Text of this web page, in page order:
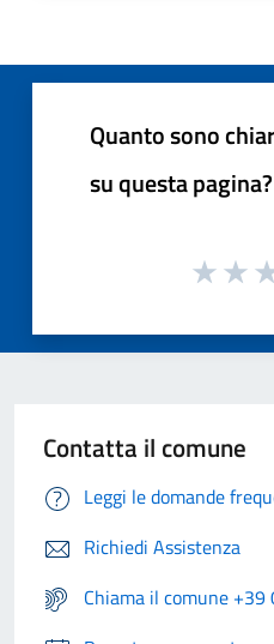
Quanto sono
su questa pagina?
Contatta il comune
Leggi le domande
Richiedi Assistenza
Chiama il comune